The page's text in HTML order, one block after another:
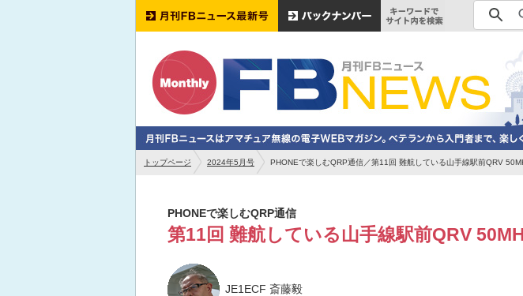
トップページ 2024年5月号 PHONEで楽しむQRP通信／第11回 難航している山手線駅前QRV
PHONEで楽しむQRP通信
第11回 難航している山手線駅前QRV
JE1ECF 斎藤毅